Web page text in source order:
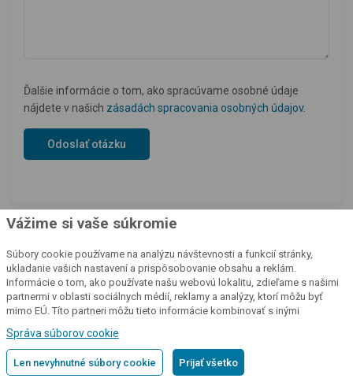
Ďalšie informácie o tom, ako spracúvame osobné údaje
nájdete v našich zásadách spracovania osobných údajov.
Náš katalóg produktov
Všetky naše výrobky si môžete pozrieť aj v katalógu, ktorý
Vážime si vaše súkromie
Súbory cookie používame na analýzu návštevnosti a funkcií stránky,
ukladanie vašich nastavení a prispôsobovanie obsahu a reklám.
Informácie o tom, ako používate našu webovú lokalitu, zdieľame s našimi
partnermi v oblasti sociálnych médií, reklamy a analýzy, ktorí môžu byť
mimo EÚ. Títo partneri môžu tieto informácie kombinovať s inými
používania ich služieb.Podrobné informácie
Správa súborov cookie
Len nevyhnutné súbory cookie Prijať všetko